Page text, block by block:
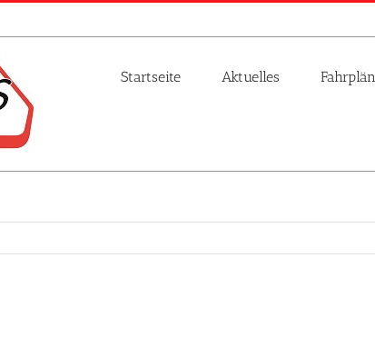
Startseite Aktuelles